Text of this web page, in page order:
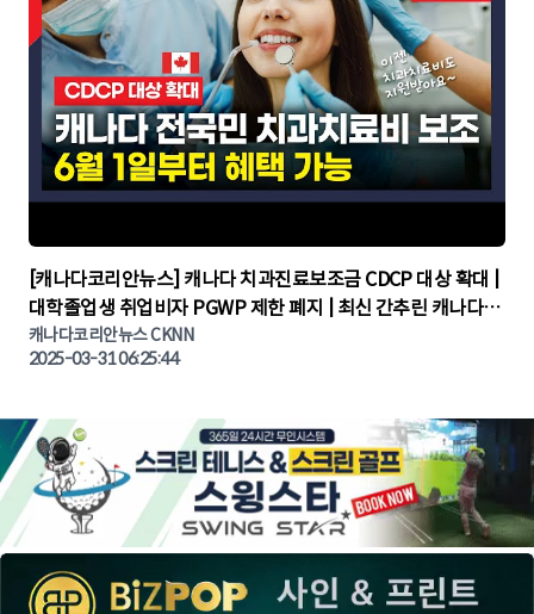
▶
[캐나다코리안뉴스] 캐나다 치과진료보조금 CDCP 대상 확대 |
대학졸업생 취업비자 PGWP 제한 폐지 | 최신 간추린 캐나다뉴
스 | CKNNEWS | 캐나다뉴스 | 토론토뉴스
캐나다코리안뉴스 CKNN
2025-03-31 06:25:44